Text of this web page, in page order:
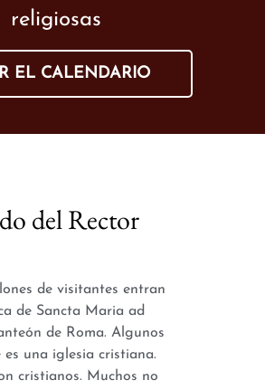
religiosas
EL CALENDARIO
del Rector
de visitantes entran
de Sancta Maria ad
de Roma. Algunos
es una iglesia cristiana.
cristianos. Muchos no